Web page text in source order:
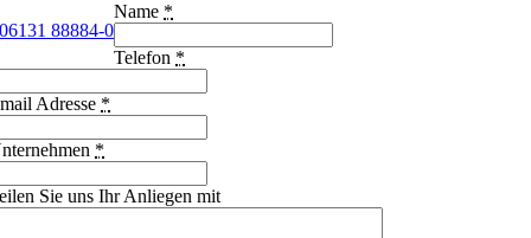
06131 88884-0
Name *
Telefon *
Adresse *
*
Sie uns Ihr Anliegen mit